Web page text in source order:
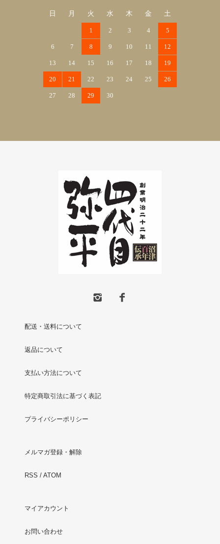
日 月 火 水 木 金 土
1 2 3 4 5
6 7 8 9 10 11 12
13 14 15 16 17 18 19
20 21 22 23 24 25 26
27 28 29 30
配送・送料について
返品について
支払い方法について
特定商取引法に基づく表記
プライバシーポリシー
メルマガ登録・解除
RSS / ATOM
マイアカウント
お問い合わせ